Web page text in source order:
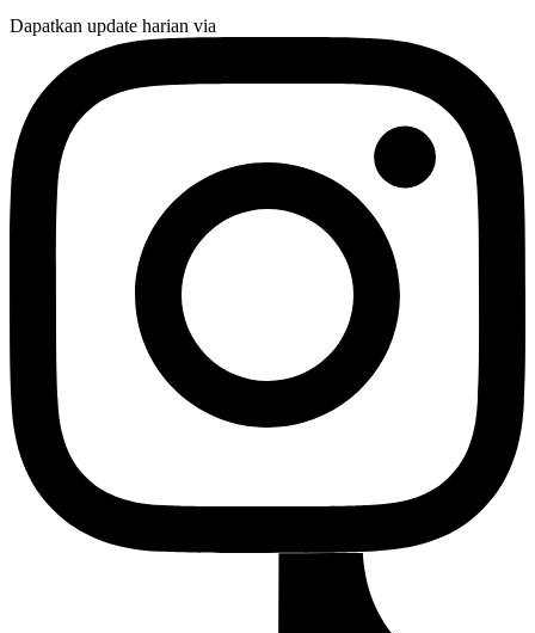
Dapatkan update harian via